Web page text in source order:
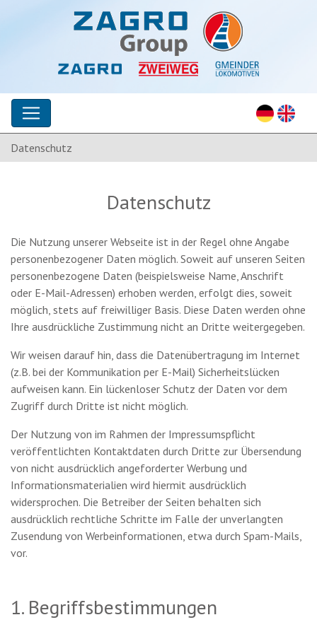
Datenschutz
Datenschutz
Die Nutzung unserer Webseite ist in der Regel ohne Angabe
personenbezogener Daten möglich. Soweit auf unseren Seiten
personenbezogene Daten (beispielsweise Name, Anschrift
oder E-Mail-Adressen) erhoben werden, erfolgt dies, soweit
möglich, stets auf freiwilliger Basis. Diese Daten werden ohne
Ihre ausdrückliche Zustimmung nicht an Dritte weitergegeben.
Wir weisen darauf hin, dass die Datenübertragung im Internet
(z.B. bei der Kommunikation per E-Mail) Sicherheitslücken
aufweisen kann. Ein lückenloser Schutz der Daten vor dem
Zugriff durch Dritte ist nicht möglich.
Der Nutzung von im Rahmen der Impressumspflicht
veröffentlichten Kontaktdaten durch Dritte zur Übersendung
von nicht ausdrücklich angeforderter Werbung und
Informationsmaterialien wird hiermit ausdrücklich
widersprochen. Die Betreiber der Seiten behalten sich
ausdrücklich rechtliche Schritte im Falle der unverlangten
Zusendung von Werbeinformationen, etwa durch Spam-Mails,
vor.
1. Begriffsbestimmungen